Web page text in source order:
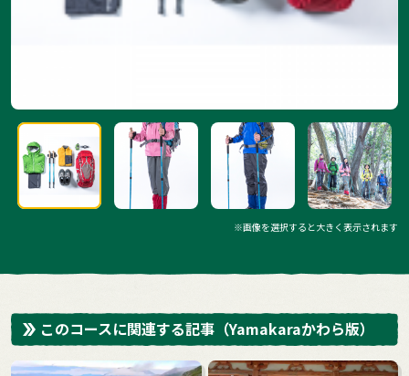
※画像を選択すると大きく表示されます
このコースに関連する記事 （Yamakaraかわら版）